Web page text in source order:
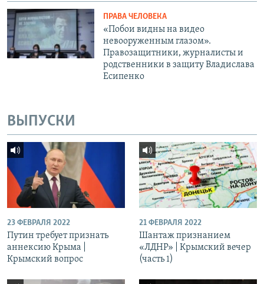
ПРАВА ЧЕЛОВЕКА
«Побои видны на видео
невооруженным глазом».
Правозащитники, журналисты и
родственники в защиту Владислава
Есипенко
ВЫПУСКИ
23 ФЕВРАЛЯ 2022
Путин требует признать
аннексию Крыма |
Крымский вопрос
21 ФЕВРАЛЯ 2022
Шантаж признанием
«ЛДНР» | Крымский вечер
(часть 1)